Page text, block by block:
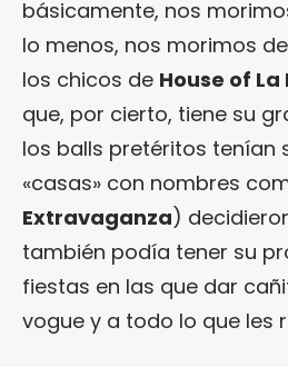
básicamente, nos
lo menos, nos morimos
los chicos de House of La
que, por cierto, tiene su
los balls pretéritos tenían
«casas» con nombres
Extravaganza)
también podía tener su
fiestas en las que dar
vogue y a todo lo que les